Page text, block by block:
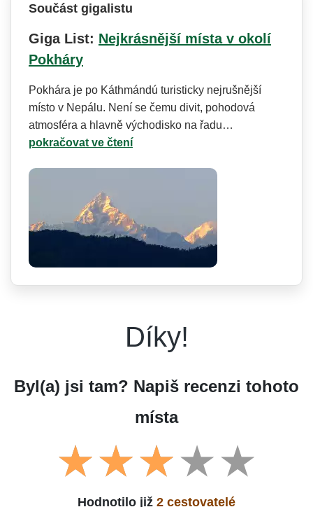
Součást gigalistu
Giga List: Nejkrásnější místa v okolí
Pokháry
Pokhára je po Káthmándú turisticky nejrušnější
místo v Nepálu. Není se čemu divit, pohodová
atmosféra a hlavně východisko na řadu…
pokračovat ve čtení
Díky!
Byl(a) jsi tam? Napiš recenzi tohoto
místa
Hodnotilo již 2 cestovatelé